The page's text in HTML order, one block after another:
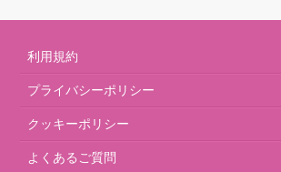
利用規約
プライバシーポリシー
クッキーポリシー
よくあるご質問